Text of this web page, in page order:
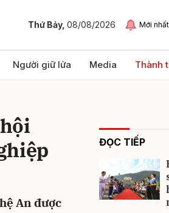
Thứ Bảy, 08/08/2026 Mới nhất
Người giữ lửa Media Thành
An được
ĐỌC TIẾP
Hủy Gửi